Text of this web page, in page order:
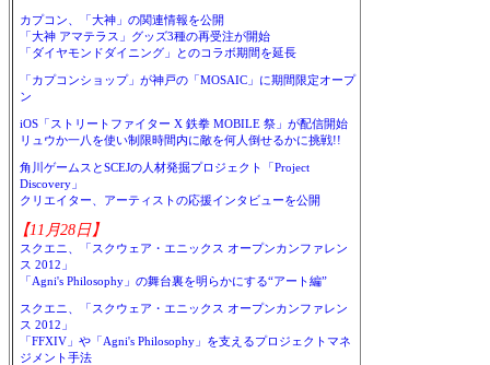
カプコン、「大神」の関連情報を公開
「大神 アマテラス」グッズ3種の再受注が開始
「ダイヤモンドダイニング」とのコラボ期間を延長
「カプコンショップ」が神戸の「MOSAIC」に期間限定オープ
ン
iOS「ストリートファイター X 鉄拳 MOBILE 祭」が配信開始
リュウか一八を使い制限時間内に敵を何人倒せるかに挑戦!!
角川ゲームスとSCEJの人材発掘プロジェクト「Project
Discovery」
クリエイター、アーティストの応援インタビューを公開
【11月28日】
スクエニ、「スクウェア・エニックス オープンカンファレン
ス 2012」
「Agni's Philosophy」の舞台裏を明らかにする“アート編”
スクエニ、「スクウェア・エニックス オープンカンファレン
ス 2012」
「FFXIV」や「Agni's Philosophy」を支えるプロジェクトマネ
ジメント手法